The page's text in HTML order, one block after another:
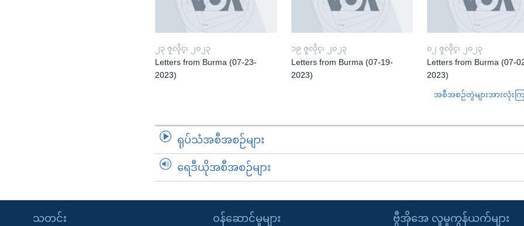
၂၃ ဇူလိုင္၊ ၂၀၂၃
Letters from Burma (07-23-
2023)
၁၉ ဇူလိုင္၊ ၂၀၂၃
Letters from Burma (07-19-
2023)
၀၂ ဇူလိုင္၊ ၂၀၂၃
Letters from Burma (07-
2023)
အစီအစဉ်တွဲများအားလုံးက
ရုပ်သံအစီအစဉ်များ
ရေဒီယိုအစီအစဉ်များ
ဗွီအိုအေ လူမှုကွန်ယက်များ
သတင်း ၀န်ဆောင်မှုများ